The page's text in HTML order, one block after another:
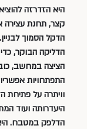
היא הזדרזה
קצר, תחנת
הדקל הסמוך
הדליקה הבוקר,
הציצה במחשב,
התפתחויות
וויתרה על פתיחת
היעדרותה ועוד
הדלפק במטבח.